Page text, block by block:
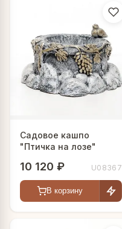
Садовое кашпо
"Птичка на лозе"
10 120 ₽ U08367
В корзину